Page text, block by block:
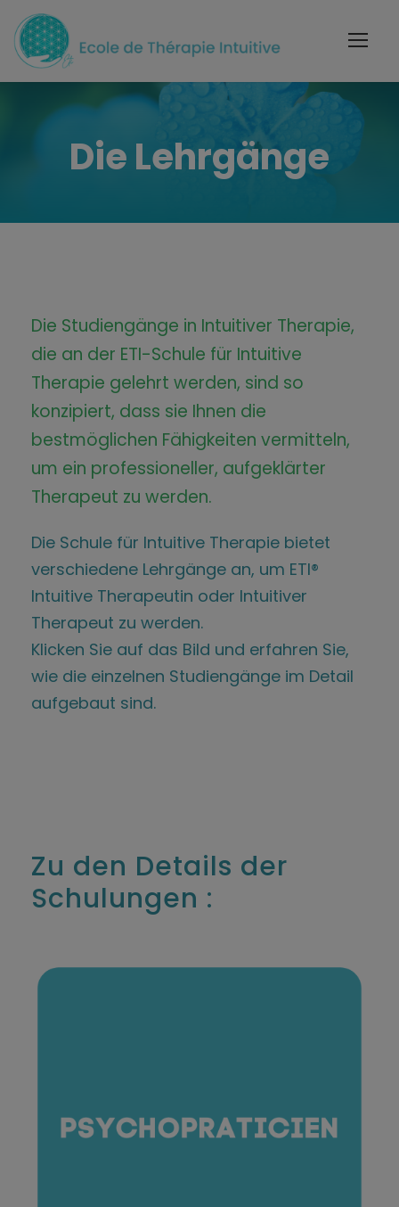
Die Lehrgänge
Die Studiengänge in Intuitiver Therapie,
die an der ETI-Schule für Intuitive
Therapie gelehrt werden, sind so
konzipiert, dass sie Ihnen die
bestmöglichen Fähigkeiten vermitteln,
um ein professioneller, aufgeklärter
Therapeut zu werden.
Die Schule für Intuitive Therapie bietet
verschiedene Lehrgänge an, um ETI®
Intuitive Therapeutin oder Intuitiver
Therapeut zu werden.
Klicken Sie auf das Bild und erfahren Sie,
wie die einzelnen Studiengänge im Detail
aufgebaut sind.
Zu den Details der
Schulungen :